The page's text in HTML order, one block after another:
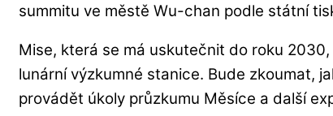
summitu ve městě Wu-chan podle státní
Mise, která se má uskutečnit do roku
lunární výzkumné stanice. Bude zkoumat,
provádět úkoly průzkumu Měsíce a další